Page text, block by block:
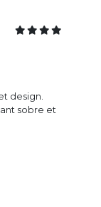
design.
sobre et